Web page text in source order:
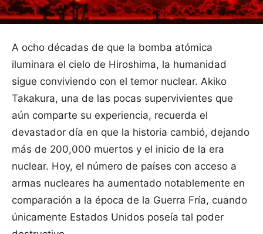
A ocho décadas de que la bomba atómica
iluminara el cielo de Hiroshima, la humanidad
sigue conviviendo con el temor nuclear. Akiko
Takakura, una de las pocas supervivientes que
aún comparte su experiencia, recuerda el
devastador día en que la historia cambió, dejando
más de 200,000 muertos y el inicio de la era
nuclear. Hoy, el número de países con acceso a
armas nucleares ha aumentado notablemente en
comparación a la época de la Guerra Fría, cuando
únicamente Estados Unidos poseía tal poder